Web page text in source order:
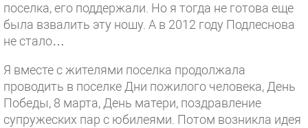
поселка, его поддержали. Но я тогда не готова еще
была взвалить эту ношу. А в 2012 году Подлеснова
не стало…
Я вместе с жителями поселка продолжала
проводить в поселке Дни пожилого человека, День
Победы, 8 марта, День матери, поздравление
супружеских пар с юбилеями. Потом возникла идея